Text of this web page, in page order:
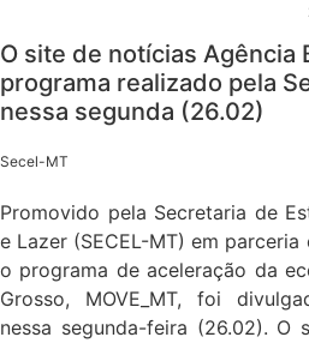
O site de notícias Agência
programa realizado pela
nessa segunda (26.02)
Secel-MT
Promovido pela Secretaria de
e Lazer (SECEL-MT) em
o programa de aceleração da
Grosso, MOVE_MT, foi
nessa segunda-feira (26.02). O